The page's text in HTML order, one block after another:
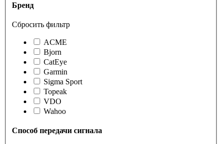
Бренд
Сбросить фильтр
ACME
Bjorn
CatEye
Garmin
Sigma Sport
Topeak
VDO
Wahoo
Способ передачи сигнала